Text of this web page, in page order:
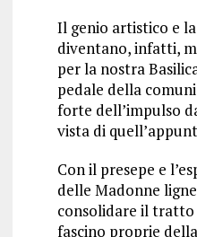
Il genio artistico e
diventano, infatti,
per la nostra
pedale della
forte dell’impulso
vista di
Con il presepe e
delle Madonne
consolidare il
fascino proprie